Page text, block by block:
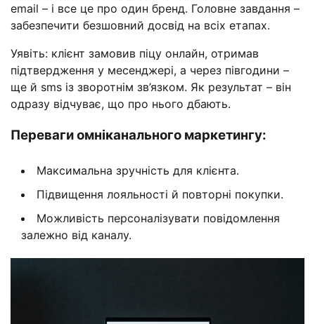
email – і все це про один бренд. Головне завдання –
забезпечити безшовний досвід на всіх етапах.
Уявіть: клієнт замовив піцу онлайн, отримав
підтвердження у месенджері, а через півгодини –
ще й sms із зворотнім зв’язком. Як результат – він
одразу відчуває, що про нього дбають.
Переваги омніканального маркетингу:
Максимальна зручність для клієнта.
Підвищення лояльності й повторні покупки.
Можливість персоналізувати повідомлення
залежно від каналу.